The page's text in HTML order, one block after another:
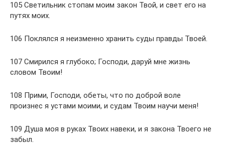
105 Светильник стопам моим закон Твой, и свет его на
путях моих.
106 Поклялся я неизменно хранить суды правды Твоей.
107 Смирился я глубоко; Господи, даруй мне жизнь
словом Твоим!
108 Прими, Господи, обеты, что по доброй воле
произнес я устами моими, и судам Твоим научи меня!
109 Душа моя в руках Твоих навеки, и я закона Твоего не
забыл.